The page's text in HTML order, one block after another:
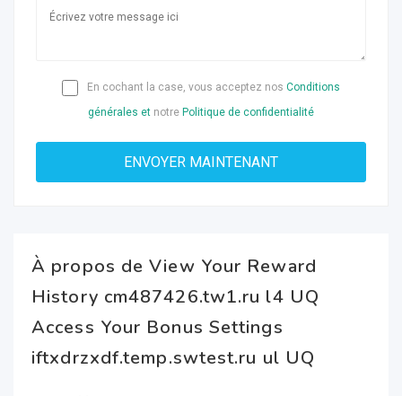
En cochant la case, vous acceptez nos Conditions
générales et notre Politique de confidentialité
À propos de View Your Reward
History cm487426.tw1.ru l4 UQ
Access Your Bonus Settings
iftxdrzxdf.temp.swtest.ru ul UQ